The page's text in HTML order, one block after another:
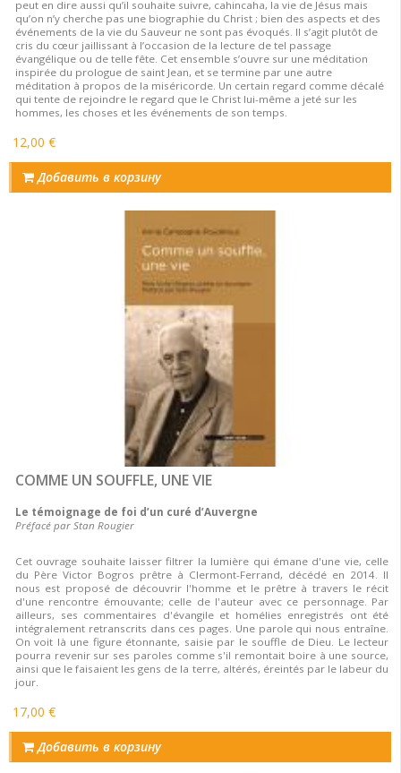
peut en dire aussi qu’il souhaite suivre, cahincaha, la vie de Jésus mais
qu’on n’y cherche pas une biographie du Christ ; bien des aspects et des
événements de la vie du Sauveur ne sont pas évoqués. Il s’agit plutôt de
cris du cœur jaillissant à l’occasion de la lecture de tel passage
évangélique ou de telle fête. Cet ensemble s’ouvre sur une méditation
inspirée du prologue de saint Jean, et se termine par une autre
méditation à propos de la miséricorde. Un certain regard comme décalé
qui tente de rejoindre le regard que le Christ lui-même a jeté sur les
hommes, les choses et les événements de son temps.
12,00 €
Добавить в корзину
COMME UN SOUFFLE, UNE VIE
Le témoignage de foi d’un curé d’Auvergne
Préfacé par Stan Rougier
Cet ouvrage souhaite laisser filtrer la lumière qui émane d'une vie, celle
du Père Victor Bogros prêtre à Clermont-Ferrand, décédé en 2014. Il
nous est proposé de découvrir l'homme et le prêtre à travers le récit
d'une rencontre émouvante; celle de l'auteur avec ce personnage. Par
ailleurs, ses commentaires d'évangile et homélies enregistrés ont été
intégralement retranscrits dans ces pages. Une parole qui nous entraîne.
On voit là une figure étonnante, saisie par le souffle de Dieu. Le lecteur
pourra revenir sur ses paroles comme s'il remontait boire à une source,
ainsi que le faisaient les gens de la terre, altérés, éreintés par le labeur du
jour.
17,00 €
Добавить в корзину